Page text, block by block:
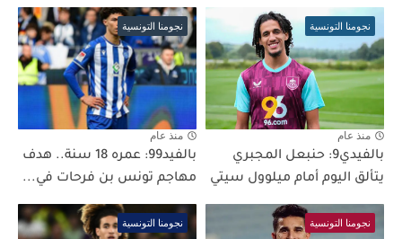
نجومنا التونسية
منذ عام
بالفيدي9: حنبعل المجبري
يتألق اليوم أمام ميلوول سيتي
نجومنا التونسية
منذ عام
بالفيد99: عمره 18 سنة.. هدف
مهاجم تونس بن فرحات في...
نجومنا التونسية نجومنا التونسية